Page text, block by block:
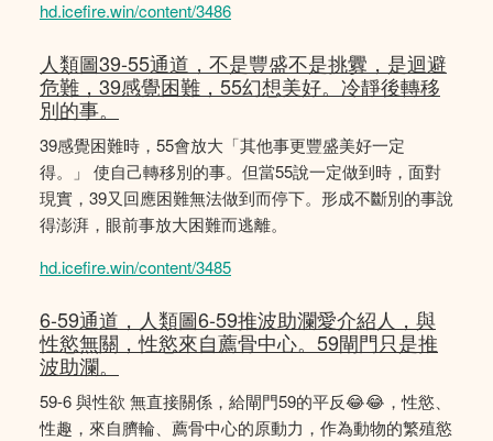
hd.icefire.win/content/3486
人類圖39-55通道，不是豐盛不是挑釁，是迴避
危難，39感覺困難，55幻想美好。冷靜後轉移
別的事。
39感覺困難時，55會放大「其他事更豐盛美好一定
得。」 使自己轉移別的事。但當55說一定做到時，面對
現實，39又回應困難無法做到而停下。形成不斷別的事說
得澎湃，眼前事放大困難而逃離。
hd.icefire.win/content/3485
6-59通道，人類圖6-59推波助瀾愛介紹人，與
性慾無關，性慾來自薦骨中心。59閘門只是推
波助瀾。
59-6 與性欲 無直接關係，給閘門59的平反😂😂，性慾、
性趣，來自臍輪、薦骨中心的原動力，作為動物的繁殖慾